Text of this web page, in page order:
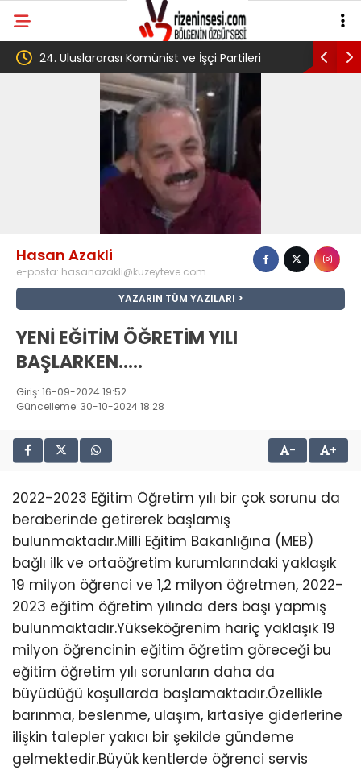
24. Uluslararası Komünist ve İşçi Partileri
toplantısı Havana’da başladı
Hasan Azakli
e-posta: hasanazakli@kuzeyteve.com
YAZARIN TÜM YAZILARI
YENİ EĞİTİM ÖĞRETİM YILI
BAŞLARKEN…..
Giriş: 16-09-2024 19:52
Güncelleme: 30-10-2024 18:28
- +
2022-2023 Eğitim Öğretim yılı bir çok sorunu da
beraberinde getirerek başlamış
bulunmaktadır.Milli Eğitim Bakanlığına (MEB)
bağlı ilk ve ortaöğretim kurumlarındaki yaklaşık
19 milyon öğrenci ve 1,2 milyon öğretmen, 2022-
2023 eğitim öğretim yılında ders başı yapmış
bulunmaktadır.Yükseköğrenim hariç yaklaşık 19
milyon öğrencinin eğitim öğretim göreceği bu
eğitim öğretim yılı sorunların daha da
büyüdüğü koşullarda başlamaktadır.Özellikle
barınma, beslenme, ulaşım, kırtasiye giderlerine
ilişkin talepler yakıcı bir şekilde gündeme
gelmektedir.Büyük kentlerde öğrenci servis